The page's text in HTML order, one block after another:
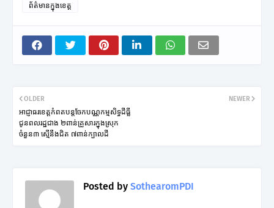
ព័ត៌មានក្នុងខេត្ត
NEWER
OLDER
អាជ្ញាធរខេត្តកំពតបន្តចែកបណ្ណកម្មសិទ្ធដីធ្លី
ជូនពលរដ្ឋជាង ២ពាន់គ្រួសារក្នុងស្រុក
ចំនួន៣ ស្មើនឹងជិត ៧ពាន់ក្បាលដី
Posted by SothearomPDI